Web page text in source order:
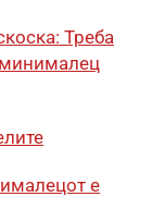
Треба
минималец
е